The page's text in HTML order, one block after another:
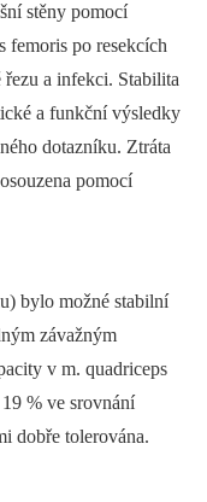
stěny pomocí
femoris po resekcích
a infekci. Stabilita
a funkční výsledky
dotazníku. Ztráta
pomocí
bylo možné stabilní
závažným
v m. quadriceps
% ve srovnání
dobře tolerována.